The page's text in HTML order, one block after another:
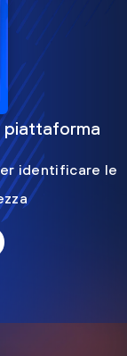
piattaforma
identificare le